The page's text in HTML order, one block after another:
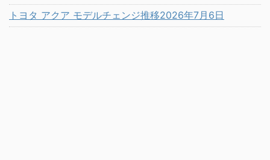
トヨタ アクア モデルチェンジ推移2026年7月6日